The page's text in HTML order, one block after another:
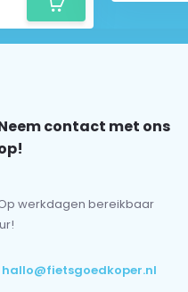
contact met ons
werkdagen bereikbaar
hallo@fietsgoedkoper.nl